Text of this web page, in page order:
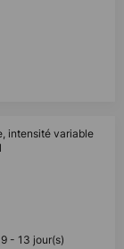
intensité variable
- 13 jour(s)